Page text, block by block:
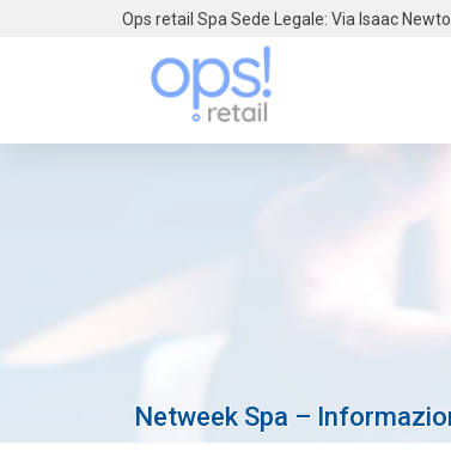
Ops retail Spa Sede Legale: Via Isaac
Netweek Spa –